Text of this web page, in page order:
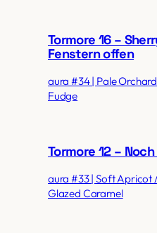
Tormore 16 –
Fenstern offen
aura #34 | Pale
Fudge
Tormore 12 –
aura #33 | Soft Apricot
Glazed Caramel